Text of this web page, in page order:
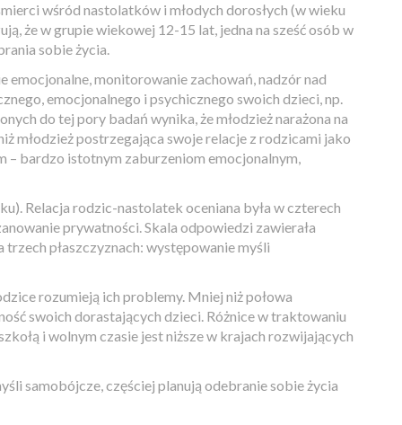
wśród nastolatków i młodych dorosłych (w wieku
że w grupie wiekowej 12-15 lat, jedna na sześć osób w
sobie życia.
monitorowanie zachowań, nadzór nad
emocjonalnego i psychicznego swoich dzieci, np.
do tej pory badań wynika, że młodzież narażona na
młodzież postrzegająca swoje relacje z rodzicami jako
– bardzo istotnym zaburzeniom emocjonalnym,
Relacja rodzic-nastolatek oceniana była w czterech
prywatności. Skala odpowiedzi zawierała
trzech płaszczyznach: występowanie myśli
rozumieją ich problemy. Mniej niż połowa
swoich dorastających dzieci. Różnice w traktowaniu
i wolnym czasie jest niższe w krajach rozwijających
samobójcze, częściej planują odebranie sobie życia